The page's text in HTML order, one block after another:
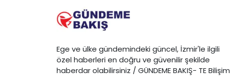
Ege ve ülke gündemindeki güncel, İzmir'le ilgili
özel haberleri en doğru ve güvenilir şekilde
haberdar olabilirsiniz / GÜNDEME BAKIŞ- TE Bilişim